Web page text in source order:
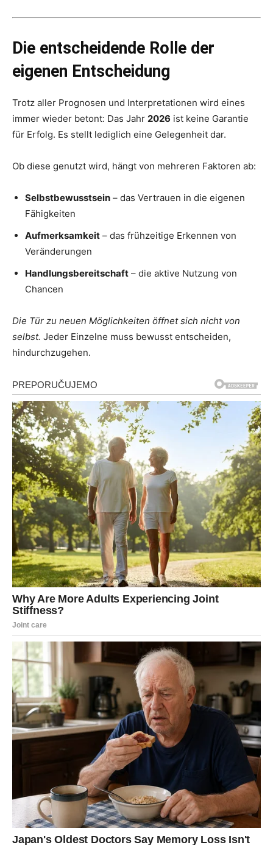
Die entscheidende Rolle der
eigenen Entscheidung
Trotz aller Prognosen und Interpretationen wird eines
immer wieder betont: Das Jahr 2026 ist keine Garantie
für Erfolg. Es stellt lediglich eine Gelegenheit dar.
Ob diese genutzt wird, hängt von mehreren Faktoren ab:
Selbstbewusstsein – das Vertrauen in die eigenen
Fähigkeiten
Aufmerksamkeit – das frühzeitige Erkennen von
Veränderungen
Handlungsbereitschaft – die aktive Nutzung von
Chancen
Die Tür zu neuen Möglichkeiten öffnet sich nicht von
selbst. Jeder Einzelne muss bewusst entscheiden,
hindurchzugehen.